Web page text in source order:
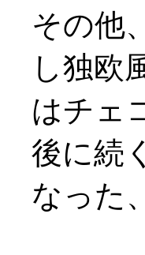
その他
し独欧
はチェ
後に続
なった